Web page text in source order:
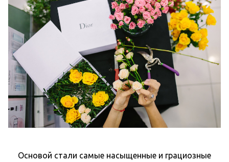
Основой стали самые насыщенные и грациозные